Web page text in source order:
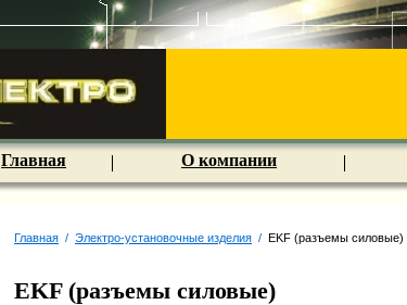
Главная О компании
Главная / Электро-установочные изделия / EKF (разъемы силовые)
EKF (разъемы силовые)